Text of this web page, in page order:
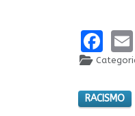
RACISMO